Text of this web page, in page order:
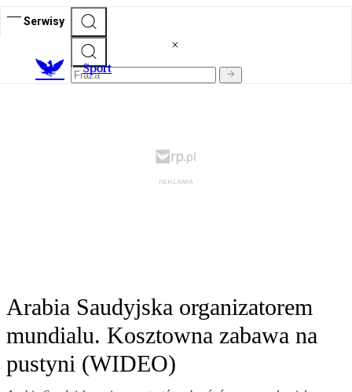
Serwisy
Sport
Arabia Saudyjska organizatorem
mundialu. Kosztowna zabawa na
pustyni (WIDEO)